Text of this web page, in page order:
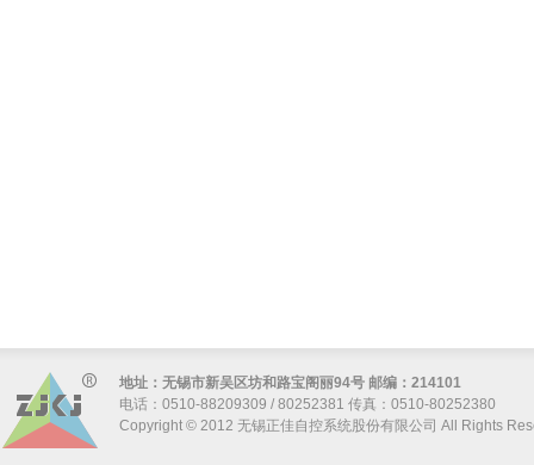
地址：无锡市新吴区坊和路宝阁丽94号 邮编：214101
电话：0510-88209309 / 80252381 传真：0510-80252380
Copyright © 2012 无锡正佳自控系统股份有限公司 All Rights